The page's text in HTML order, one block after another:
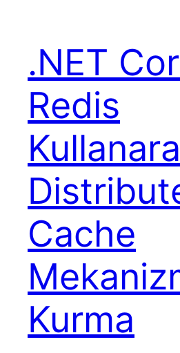
.NET
Redis
Cache
Kurma